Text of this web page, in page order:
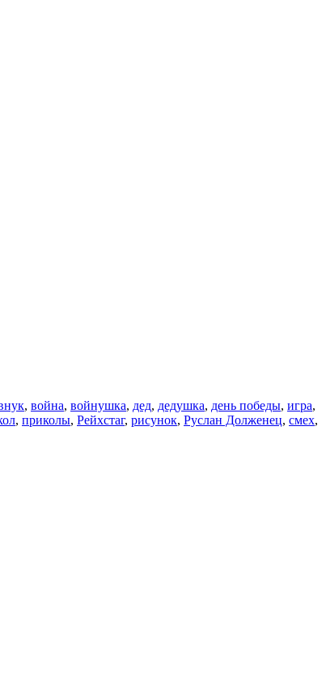
, война, войнушка, дед, дедушка, день победы, игра,
, приколы, Рейхстаг, рисунок, Руслан Долженец, смех,